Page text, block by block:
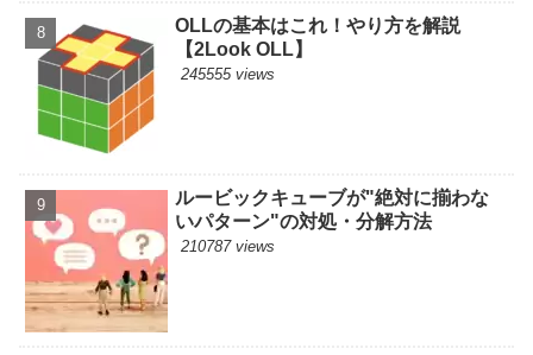
OLLの基本はこれ！やり方を解説
【2Look OLL】
245555 views
ルービックキューブが"絶対に揃わな
いパターン"の対処・分解方法
210787 views